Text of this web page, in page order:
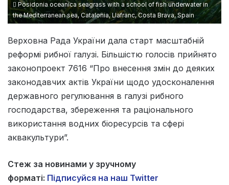
Posidonia oceanica seagrass with a school of fish underwater in
the Mediterranean sea, Catalonia, Llafranc, Costa Brava, Spain
Верховна Рада України дала старт масштабній
реформі рибної галузі. Більшістю голосів прийнято
законопроект 7616 “Про внесення змін до деяких
законодавчих актів України щодо удосконалення
державного регулювання в галузі рибного
господарства, збереження та раціонального
використання водних біоресурсів та сфері
аквакультури”.
Стеж за новинами у зручному
форматі: Підписуйся на наш Twitter